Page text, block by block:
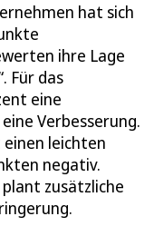
hat sich
ihre Lage
Für das
eine
Verbesserung.
leichten
negativ.
zusätzliche